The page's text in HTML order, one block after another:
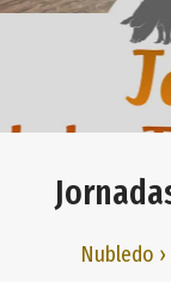
Nubledo